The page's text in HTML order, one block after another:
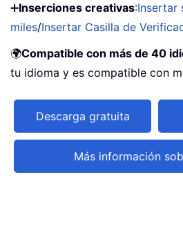
➕Inserciones creativas:Insertar
miles/Insertar Casilla de
🌍Compatible con más de 40
tu idioma y es compatible con
Descarga gratuita
Más información